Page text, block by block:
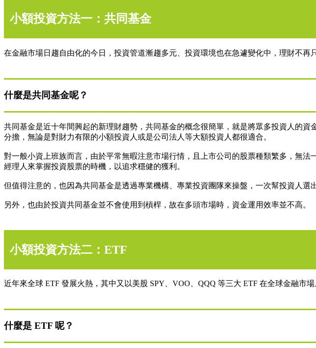
小額投資方法一：共同基金
在金融市場日趨自由化的今日，投資管道漸趨多元、投資環境也在急遽變化中，理財不
什麼是共同基金呢？
共同基金是近十年間興起的新理財趨勢，共同基金的概念很簡單，就是將眾多投資人的
分擔，無論是對財力有限的小額投資人或是公司法人等大額投資人都很適合。
對一般小資上班族而言，由於平常無暇注意市場行情，且上市公司的股票種類繁多，無
經理人來掌握投資股票的時機，以追求穩健的獲利。
但值得注意的，也因為共同基金是透過專業機構、專業投資團隊來操盤，一次幫投資人
另外，也由於投資共同基金並不會使用到槓桿，故在多頭市場時，資金運用效率並不高。
小額投資方法二：ETF
近年來全球 ETF 發展火熱，其中又以美股 SPY、VOO、QQQ 等三大 ETF 在全球金融市
什麼是 ETF 呢？